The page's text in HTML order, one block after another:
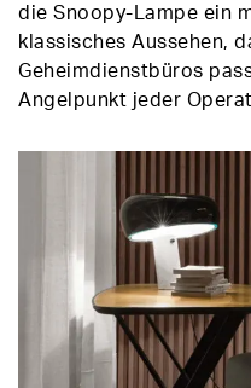
die Snoopy-Lampe ein
klassisches Aussehen,
Geheimdienstbüros
Angelpunkt jeder